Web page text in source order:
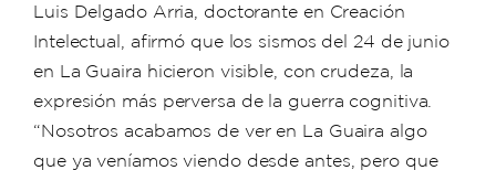
Luis Delgado Arria, doctorante en Creación
Intelectual, afirmó que los sismos del 24 de junio
en La Guaira hicieron visible, con crudeza, la
expresión más perversa de la guerra cognitiva.
“Nosotros acabamos de ver en La Guaira algo
que ya veníamos viendo desde antes, pero que